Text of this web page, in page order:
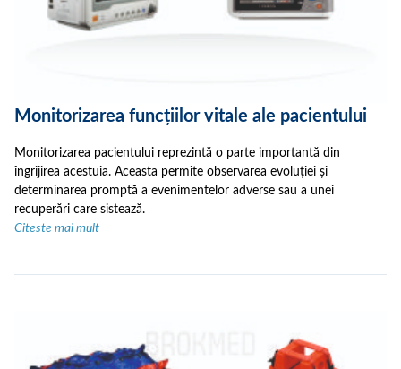
Monitorizarea funcțiilor vitale ale pacientului
Monitorizarea pacientului reprezintă o parte importantă din
îngrijirea acestuia. Aceasta permite observarea evoluției și
determinarea promptă a evenimentelor adverse sau a unei
recuperări care sistează.
Citeste mai mult